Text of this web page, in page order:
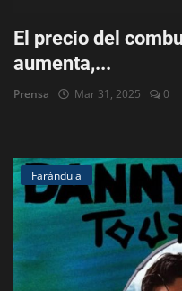
El precio del
aumenta,...
Prensa Mar 31, 2025 0
Farándula